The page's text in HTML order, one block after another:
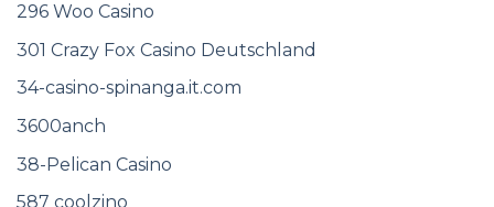
296 Woo Casino
301 Crazy Fox Casino Deutschland
34-casino-spinanga.it.com
3600anch
38-Pelican Casino
587 coolzino